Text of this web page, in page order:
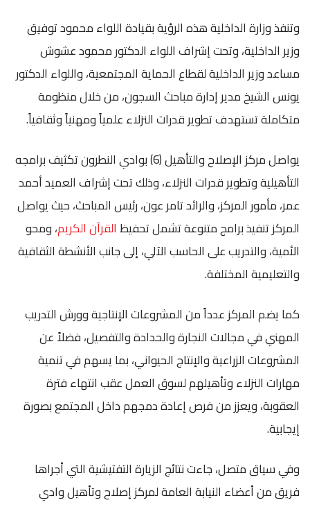
وتنفذ وزارة الداخلية هذه الرؤية بقيادة اللواء محمود توفيق
وزير الداخلية، وتحت إشراف اللواء الدكتور محمود عشوش
مساعد وزير الداخلية لقطاع الحماية المجتمعية، واللواء الدكتور
يونس الشيخ مدير إدارة مباحث السجون، من خلال منظومة
متكاملة تستهدف تطوير قدرات النزلاء علمياً ومهنياً وثقافياً.
يواصل مركز الإصلاح والتأهيل (6) بوادي النطرون تكثيف برامجه
التأهيلية وتطوير قدرات النزلاء، وذلك تحت إشراف العميد أحمد
عمر، مأمور المركز، والرائد تامر عون، رئيس المباحث، حيث يواصل
المركز تنفيذ برامج متنوعة تشمل تحفيظالقرآن الكريم، ومحو
الأمية، والتدريب على الحاسب الآلي، إلى جانب الأنشطة الثقافية
والتعليمية المختلفة.
كما يضم المركز عدداً من المشروعات الإنتاجية وورش التدريب
المهني في مجالات النجارة والحدادة والتفصيل، فضلاً عن
المشروعات الزراعية والإنتاج الحيواني، بما يسهم في تنمية
مهارات النزلاء وتأهيلهم لسوق العمل عقب انتهاء فترة
العقوبة، ويعزز من فرص إعادة دمجهم داخل المجتمع بصورة
إيجابية.
وفي سياق متصل، جاءت نتائج الزيارة التفتيشية التي أجراها
فريق من أعضاء النيابة العامة لمركز إصلاح وتأهيل وادي